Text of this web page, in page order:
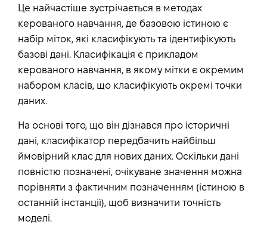
Це найчастіше зустрічається в методах
керованого навчання, де базовою істиною є
набір міток, які класифікують та ідентифікують
базові дані. Класифікація є прикладом
керованого навчання, в якому мітки є окремим
набором класів, що класифікують окремі точки
даних.
На основі того, що він дізнався про історичні
дані, класифікатор передбачить найбільш
ймовірний клас для нових даних. Оскільки дані
повністю позначені, очікуване значення можна
порівняти з фактичним позначенням (істиною в
останній інстанції), щоб визначити точність
моделі.